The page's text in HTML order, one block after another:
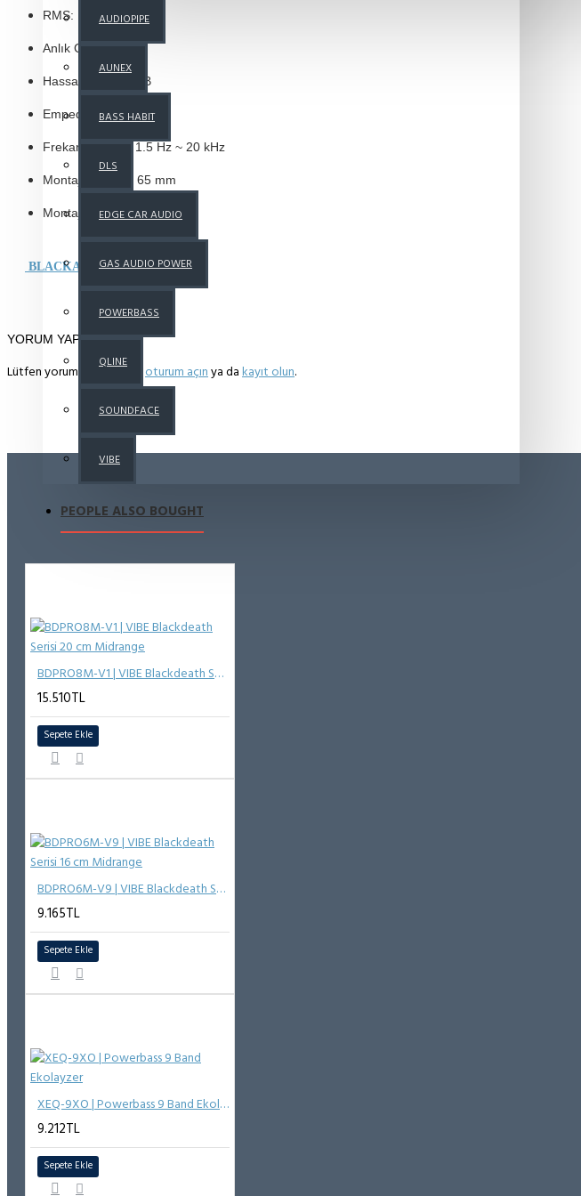
AUDIOPIPE
AUNEX
BASS HABIT
DLS
EDGE CAR AUDIO
GAS AUDIO POWER
POWERBASS
QLINE
SOUNDFACE
VIBE
RMS: 100 W
Anlık Güç: 300 W
Hassasiyet: 107 dB
Empedans: 4 Ω
Frekans Aralığı: 1.5 Hz ~ 20 kHz
Montaj Derinliği: 65 mm
Montaj Genişliği: 98 mm
BLACKAIRPRO4T Manual
YORUM YAP
Lütfen yorum yazmak için oturum açın ya da kayıt olun.
PEOPLE ALSO BOUGHT
BDPRO8M-V1 | VIBE Blackdeath Serisi 20 cm Midrange
15.510TL
Sepete Ekle
BDPRO6M-V9 | VIBE Blackdeath Serisi 16 cm Midrange
9.165TL
Sepete Ekle
XEQ-9XO | Powerbass 9 Band Ekolayzer
9.212TL
Sepete Ekle